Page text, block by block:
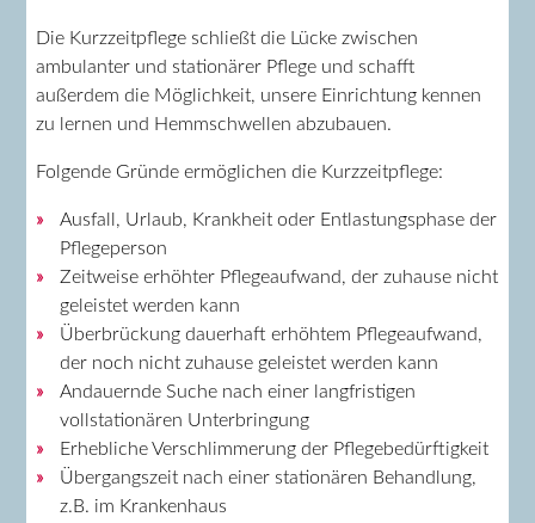
Die Kurzzeitpflege schließt die Lücke zwischen
ambulanter und stationärer Pflege und schafft
außerdem die Möglichkeit, unsere Einrichtung kennen
zu lernen und Hemmschwellen abzubauen.
Folgende Gründe ermöglichen die Kurzzeitpflege:
Ausfall, Urlaub, Krankheit oder Entlastungsphase der
Pflegeperson
Zeitweise erhöhter Pflegeaufwand, der zuhause nicht
geleistet werden kann
Überbrückung dauerhaft erhöhtem Pflegeaufwand,
der noch nicht zuhause geleistet werden kann
Andauernde Suche nach einer langfristigen
vollstationären Unterbringung
Erhebliche Verschlimmerung der Pflegebedürftigkeit
Übergangszeit nach einer stationären Behandlung,
z.B. im Krankenhaus